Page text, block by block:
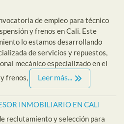
de empleo para técnico
y frenos en Cali. Este
lo estamos desarrollando
de servicios y repuestos,
mecánico especializado en el
frenos,
Leer más...
INMOBILIARIO EN CALI
reclutamiento y selección para